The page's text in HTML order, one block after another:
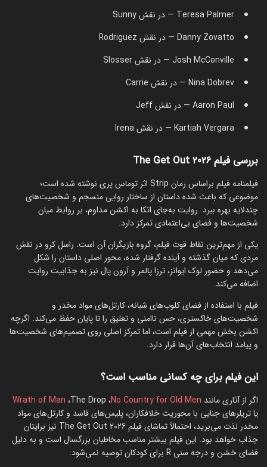
Teresa Palmer — در نقش Sunny
Danny Zovatto — در نقش Rodriguez
Josh McConville — در نقش Slosser
Nina Dobrev — در نقش Carrie
Aaron Paul — در نقش Jeff
Kartiah Vergara — در نقش Irena
بررسی فیلم The Get Out 2026
فیلمنامه فیلم براساس رمان Strip اثر توماس پری نوشته شده است؛
موضوعی که باعث شده داستان از ساختار روایی منسجم و شخصیت‌های
چندلایه بهره ببرد. روایت به‌جای اتکا به اکشن مداوم، بر روابط میان
شخصیت‌ها و فضای بی‌اعتمادی تمرکز دارد.
یکی از مهم‌ترین نقاط قوت فیلم، گروه بازیگران آن است. راسل کرو در نقش
مردی که میان گذشته و آینده گرفتار شده، محور اصلی داستان را شکل
می‌دهد و حضور لوک ایوانز، ترزا پالمر و آرون پال نیز به جذابیت روایت
اضافه می‌کند.
فیلم با استفاده از فضای کلوب‌های شبانه، کارتل‌های مواد مخدر و
شخصیت‌های خاکستری، حس ناامنی و تعلیق را تا پایان حفظ می‌کند. اگرچه
اکشن بخش مهمی از فیلم است، اما تمرکز اصلی روی تصمیم‌های شخصیت‌ها
و پیامد انتخاب‌های آن‌ها قرار دارد.
این فیلم برای چه کسانی مناسب است؟
اگر از آثاری مانند No Country for Old Men، The Drop،
Wrath of Man
یا تریلرهای جنایی با محوریت خلافکاران، پلیس‌های فاسد و کارتل‌های مواد
مخدر لذت می‌برید، احتمالاً تماشای فیلم The Get Out 2026 نیز برایتان
جذاب خواهد بود. این فیلم بیشتر مناسب مخاطبان بزرگسال است و به دلیل
فضای خشن و درجه سنی R برای کودکان توصیه نمی‌شود.